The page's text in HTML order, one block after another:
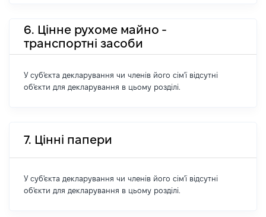
6. Цінне рухоме майно -
транспортні засоби
У суб'єкта декларування чи членів його сім'ї відсутні
об'єкти для декларування в цьому розділі.
7. Цінні папери
У суб'єкта декларування чи членів його сім'ї відсутні
об'єкти для декларування в цьому розділі.